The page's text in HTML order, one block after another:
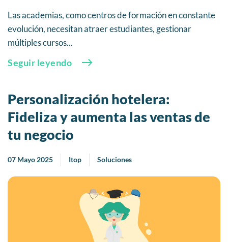
Las academias, como centros de formación en constante
evolución, necesitan atraer estudiantes, gestionar
múltiples cursos...
Seguir leyendo
Personalización hotelera:
Fideliza y aumenta las ventas de
tu negocio
07 Mayo 2025 Itop Soluciones